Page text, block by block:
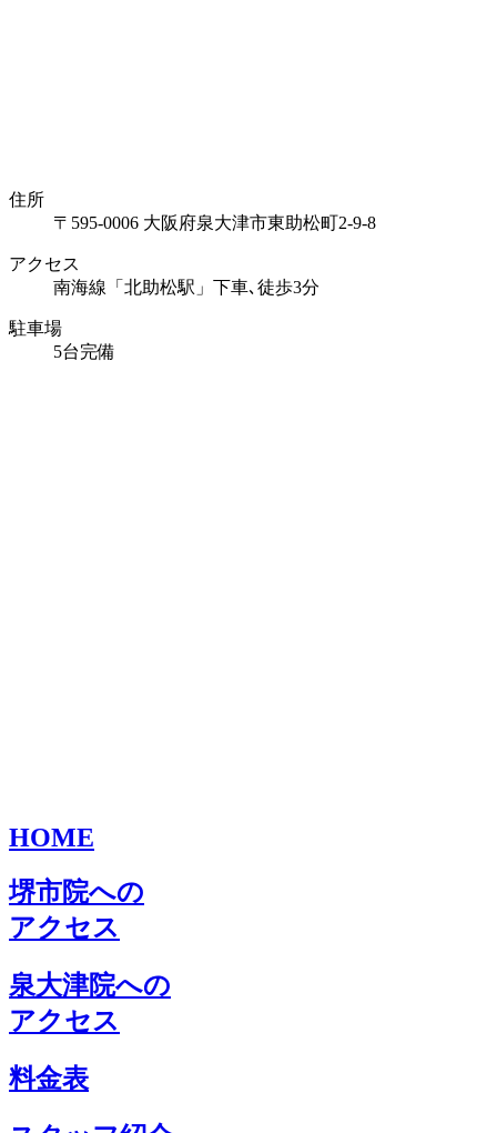
住所
〒595-0006 大阪府泉大津市東助松町2-9-8
アクセス
南海線「北助松駅」下車､徒歩3分
駐車場
5台完備
HOME
堺市院への
アクセス
泉大津院への
アクセス
料金表